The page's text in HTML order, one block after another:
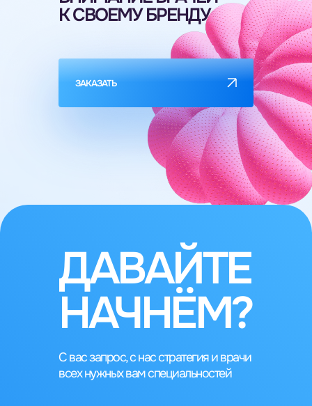
К СВОЕМУ БРЕНДУ
ЗАКАЗАТЬ
ДАВАЙТЕ
НАЧНЁМ?
С вас запрос, с нас стратегия и врачи
всех нужных вам специальностей